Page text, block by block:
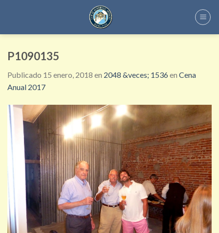
P1090135
Publicado 15 enero, 2018 en 2048 &veces; 1536en Cena
Anual 2017